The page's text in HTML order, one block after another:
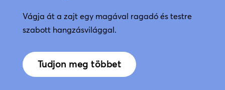
Vágja át a zajt egy magával ragadó és testre
szabott hangzásvilággal.
Tudjon meg többet